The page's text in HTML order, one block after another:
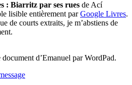
: Biarritz par ses rues de Ací
lisible entièrement parGoogle Livres.
de courts extraits, je m’abstiens de
d’Emanuel par WordPad.